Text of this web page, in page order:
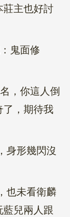
主也好討
鬼面修
，你這人倒
，期待我
形幾閃沒
未看衛麟
兒兩人跟